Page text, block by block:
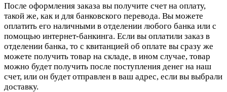
После оформления заказа вы получите счет на оплату,
такой же, как и для банковского перевода. Вы можете
оплатить его наличными в отделении любого банка или с
помощью интернет-банкинга. Если вы оплатили заказ в
отделении банка, то с квитанцией об оплате вы сразу же
можете получить товар на складе, в ином случае, товар
можно будет получить после поступления денег на наш
счет, или он будет отправлен в ваш адрес, если вы выбрали
доставку.